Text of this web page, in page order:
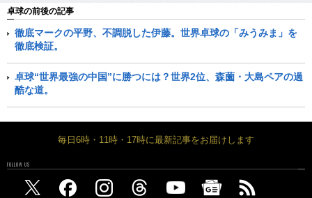
卓球の前後の記事
徹底マークの平野、不調脱した伊藤。世界卓球の「みうみま」を
徹底検証。
卓球“世界最強の中国”に勝つには？世界2位、森薗・大島ペアの過
酷な道。
毎日6時・11時・17時に最新記事をお届けします
FOLLOW US